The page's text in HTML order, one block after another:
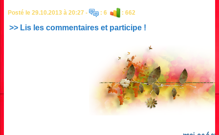
Posté le 29.10.2013 à 20:27 - : 6 : 662
>> Lis les commentaires et participe !